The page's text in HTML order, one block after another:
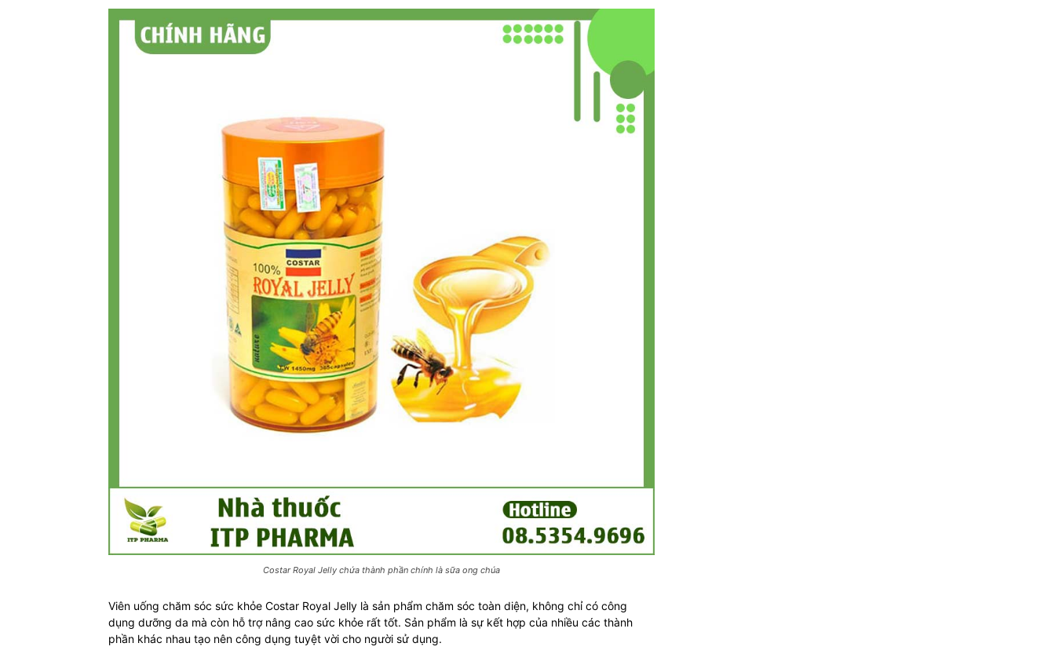
Costar Royal Jelly chứa thành phần chính là sữa ong chúa
Viên uống chăm sóc sức khỏe Costar Royal Jelly là sản phẩm chăm sóc toàn diện, không chỉ có công
dụng dưỡng da mà còn hỗ trợ nâng cao sức khỏe rất tốt. Sản phẩm là sự kết hợp của nhiều các thành
phần khác nhau tạo nên công dụng tuyệt vời cho người sử dụng.